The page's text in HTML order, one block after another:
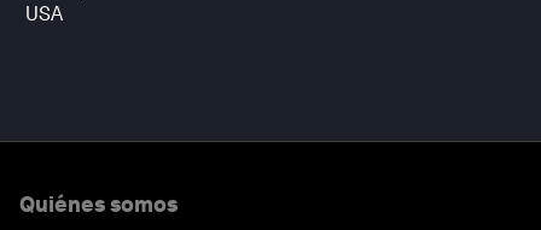
USA
Quiénes somos